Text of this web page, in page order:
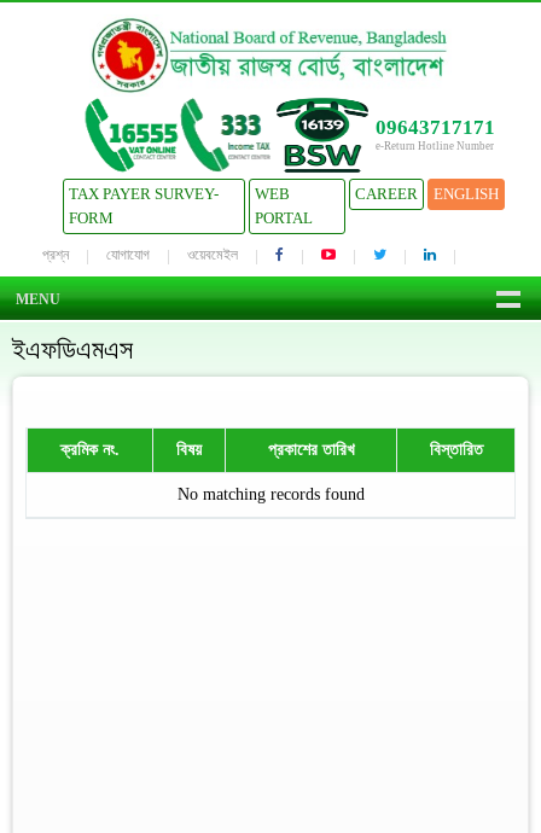
09643717171
e-Return Hotline Number
TAX PAYER SURVEY-
FORM
WEB
PORTAL
CAREER ENGLISH
প্রশ্ন যোগাযোগ ওয়েবমেইল
MENU
ইএফডিএমএস
ক্রমিক নং. বিষয় প্রকাশের তারিখ বিস্তারিত
No matching records found